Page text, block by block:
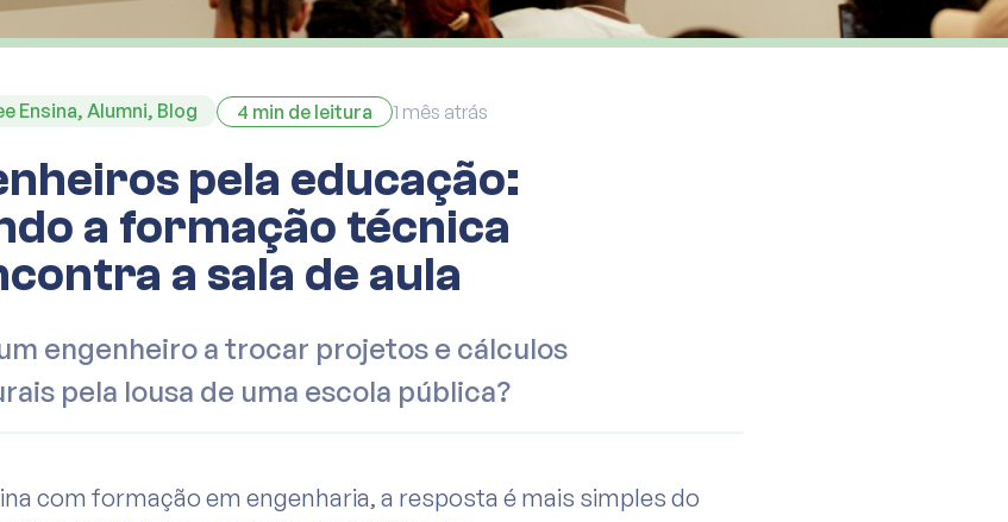
Ensina, Alumni, Blog 4 min de leitura 1 mês atrás
pela educação:
a formação técnica
a sala de aula
engenheiro a trocar projetos e cálculos
pela lousa de uma escola pública?
com formação em engenharia, a resposta é mais simples do